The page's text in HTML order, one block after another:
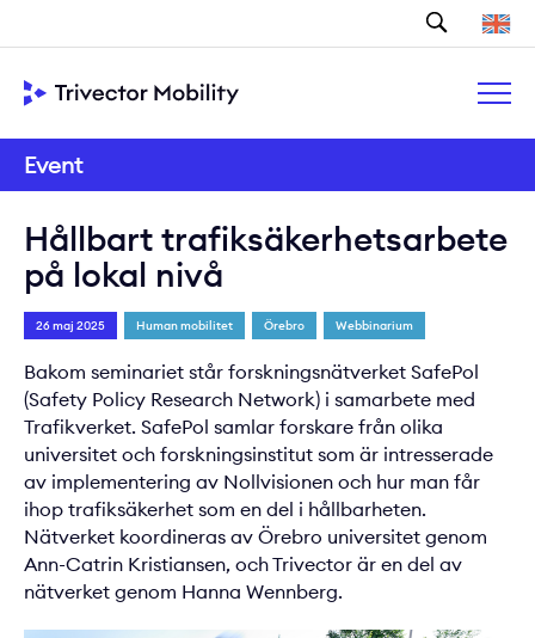
Event
Hållbart trafiksäkerhetsarbete
på lokal nivå
26 maj 2025 Human mobilitet Örebro Webbinarium
Bakom seminariet står forskningsnätverket SafePol
(Safety Policy Research Network) i samarbete med
Trafikverket. SafePol samlar forskare från olika
universitet och forskningsinstitut som är intresserade
av implementering av Nollvisionen och hur man får
ihop trafiksäkerhet som en del i hållbarheten.
Nätverket koordineras av Örebro universitet genom
Ann-Catrin Kristiansen, och Trivector är en del av
nätverket genom Hanna Wennberg.